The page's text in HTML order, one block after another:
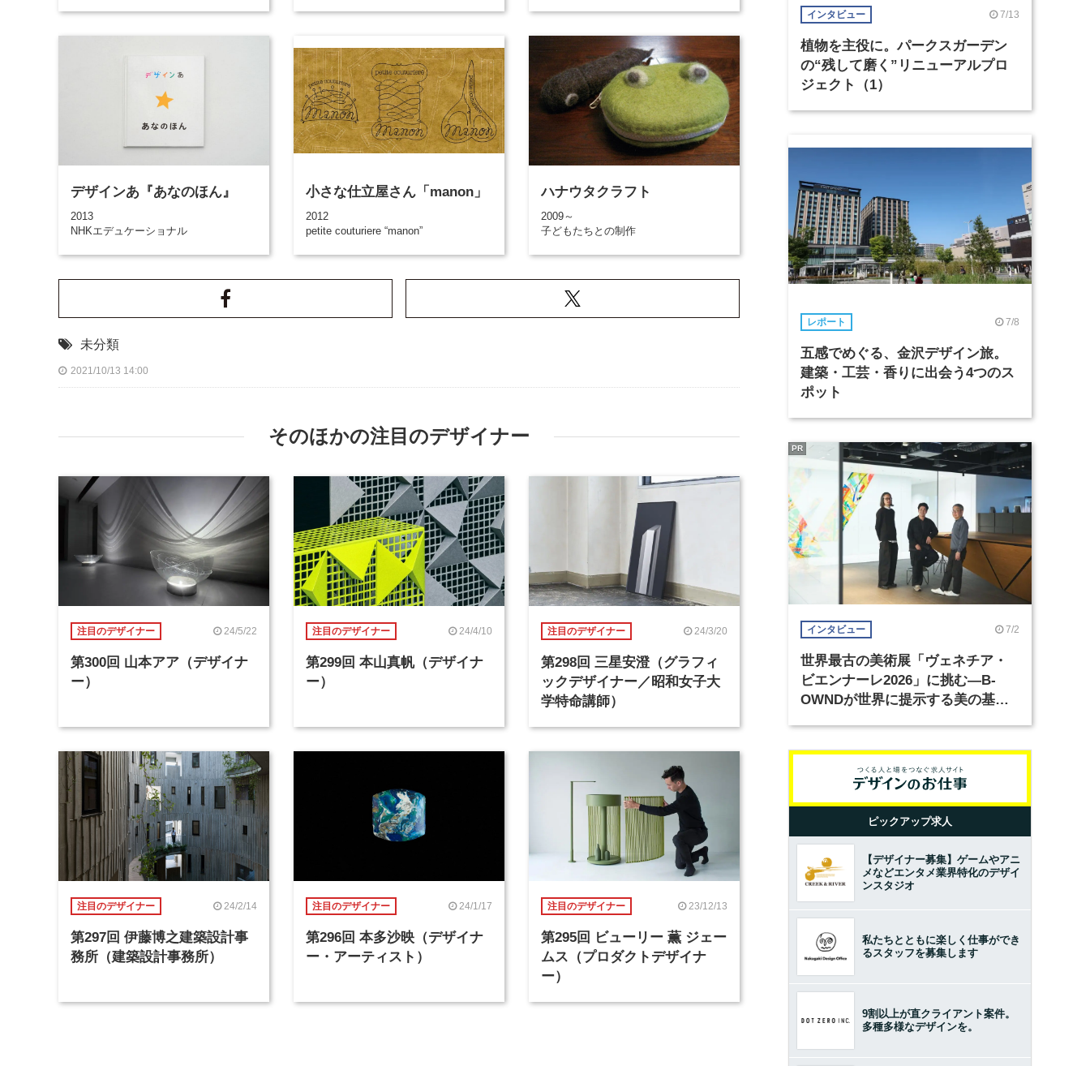
デザインあ『あなのほん』
2013
NHKエデュケーショナル
小さな仕立屋さん「manon」
2012
petite couturiere “manon”
ハナウタクラフト
2009～
子どもたちとの制作
未分類
2021/10/13 14:00
そのほかの注目のデザイナー
注目のデザイナー 24/5/22
第300回 山本アア（デザイナ
ー）
注目のデザイナー 24/4/10
第299回 本山真帆（デザイナ
ー）
注目のデザイナー 24/3/20
第298回 三星安澄（グラフィ
ックデザイナー／昭和女子大
学特命講師）
注目のデザイナー 24/2/14
第297回 伊藤博之建築設計事
務所（建築設計事務所）
注目のデザイナー 24/1/17
第296回 本多沙映（デザイナ
ー・アーティスト）
注目のデザイナー 23/12/13
第295回 ビューリー 薫 ジェー
ムス（プロダクトデザイナ
ー）
インタビュー 7/13
植物を主役に。パークスガーデン
の“残して磨く”リニューアルプロ
ジェクト（1）
レポート 7/8
五感でめぐる、金沢デザイン旅。
建築・工芸・香りに出会う4つのス
ポット
インタビュー 7/2
世界最古の美術展「ヴェネチア・
ビエンナーレ2026」に挑む―B-
OWNDが世界に提示する美の基準
PR
ピックアップ求人
【デザイナー募集】ゲームやアニ
メなどエンタメ業界特化のデザイ
ンスタジオ
私たちとともに楽しく仕事ができ
るスタッフを募集します
9割以上が直クライアント案件。
多種多様なデザインを。